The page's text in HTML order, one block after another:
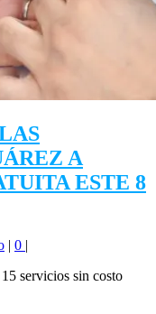
A
ESTE 8
| 0 |
servicios sin costo